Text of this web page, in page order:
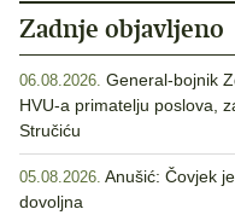
Zadnje objavljeno
06.08.2026. General-bojnik
HVU-a primatelju poslova,
Stručiću
05.08.2026. Anušić: Čovjek
dovoljna